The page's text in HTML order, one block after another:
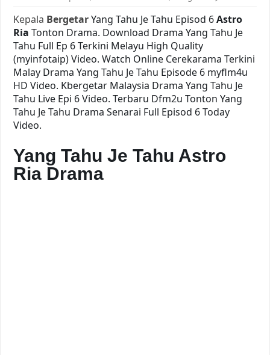
Kepala BergetarYang Tahu Je Tahu Episod 6Astro
RiaTonton Drama. Download Drama Yang Tahu Je
Tahu Full Ep 6 Terkini Melayu High Quality
(myinfotaip) Video. Watch Online Cerekarama Terkini
Malay Drama Yang Tahu Je Tahu Episode 6 myflm4u
HD Video. Kbergetar Malaysia Drama Yang Tahu Je
Tahu Live Epi 6 Video. Terbaru Dfm2u Tonton Yang
Tahu Je Tahu Drama Senarai Full Episod 6 Today
Video.
Yang Tahu Je Tahu Astro
Ria Drama